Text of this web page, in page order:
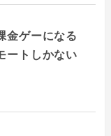
金ゲーになる
ートしかない